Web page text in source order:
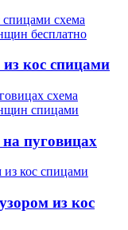
кос спицами
пуговицах
из кос